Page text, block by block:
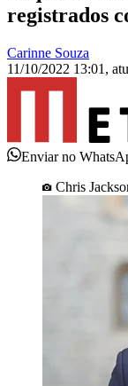
registrados
Carinne Souza
11/10/2022 13:01 ,
Enviar no
Chris